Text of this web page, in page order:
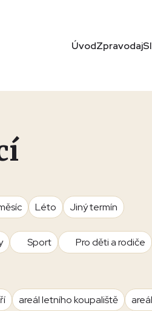
ÚvodZpravodaj
Léto
Jiný termín
Sport Pro děti a rodiče
areál letního koupaliště